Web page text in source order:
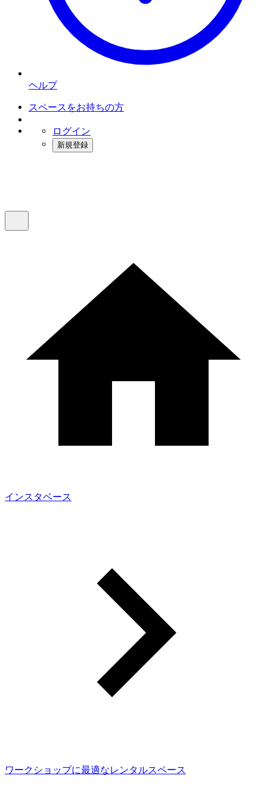
ヘルプ
スペースをお持ちの方
ログイン
新規登録
インスタベース
ワークショップに最適なレンタルスペース